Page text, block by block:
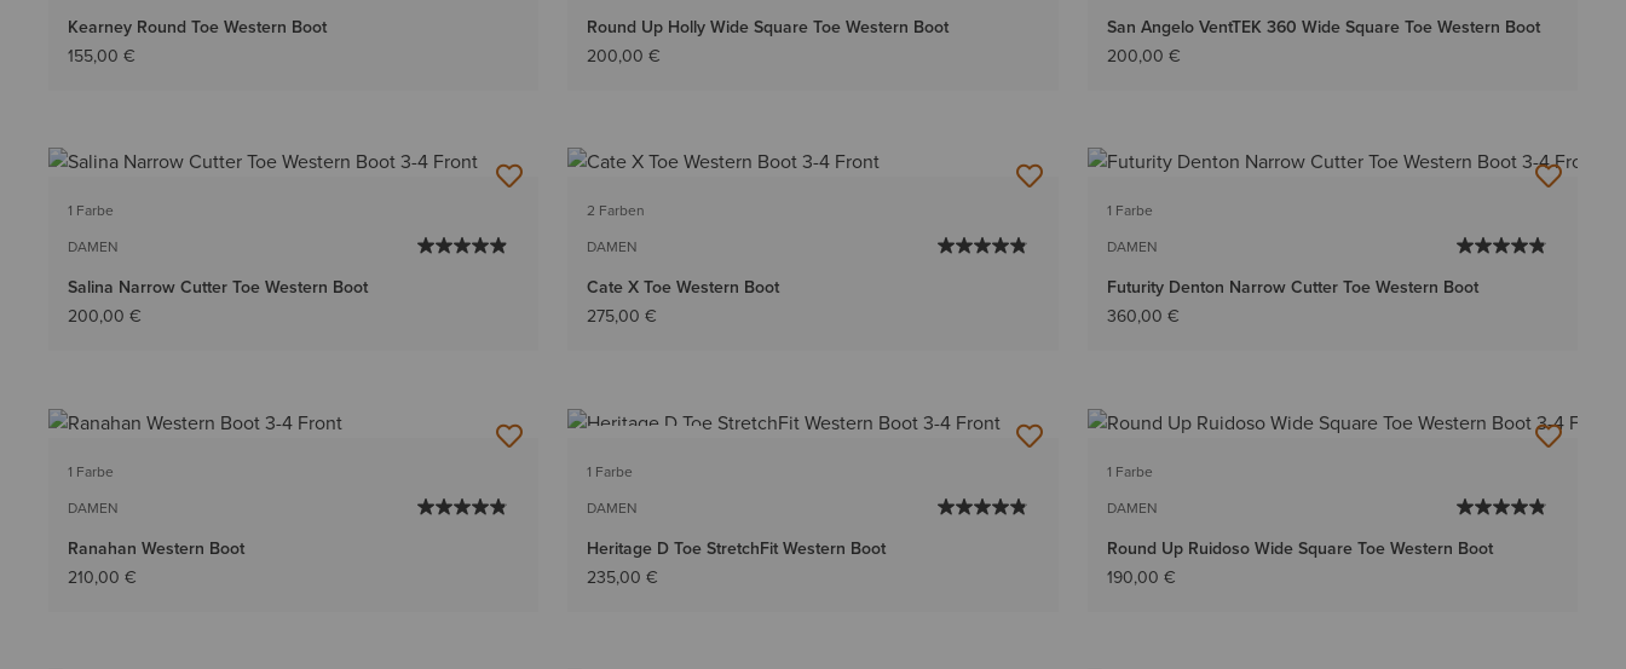
Kearney Round Toe Western Boot
155,00 €
Round Up Holly Wide Square Toe Western Boot
200,00 €
San Angelo VentTEK 360 Wide Square Toe Western Boot
200,00 €
1 Farbe
DAMEN
Salina Narrow Cutter Toe Western Boot
200,00 €
2 Farben
DAMEN
Cate X Toe Western Boot
275,00 €
1 Farbe
DAMEN
Futurity Denton Narrow Cutter Toe Western Boot
360,00 €
1 Farbe
DAMEN
Ranahan Western Boot
210,00 €
1 Farbe
DAMEN
Heritage D Toe StretchFit Western Boot
235,00 €
1 Farbe
DAMEN
Round Up Ruidoso Wide Square Toe Western Boot
190,00 €